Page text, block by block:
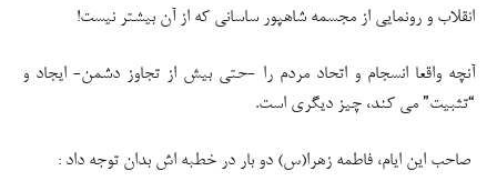
انقلاب و رونمایی از مجسمه شاهپور ساسانی که از آن بیشتر نیست!
آنچه واقعا انسجام و اتحاد مردم را -حتی بیش از تجاوز دشمن- ایجاد و
“تثبیت” می کند، چیز دیگری است.
صاحب این ایام، فاطمه زهرا(س) دو بار در خطبه اش بدان توجه داد :